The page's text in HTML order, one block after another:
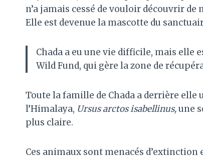
n’a jamais cessé de vouloir découvrir
Elle est devenue la mascotte du
Chada a eu une vie difficile, mais elle
Wild Fund, qui gère la zone de
Toute la famille de Chada a derrière elle
l’Himalaya, Ursus arctos isabellinus,une
plus claire.
Ces animaux sont menacés